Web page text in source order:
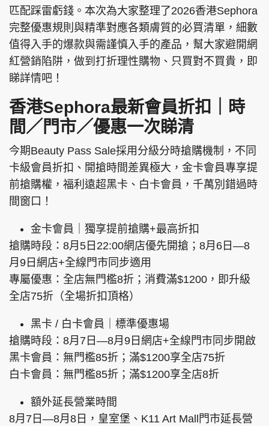
匹配踩雷虧錢。本次為大家整理了2026香港Sephora
完整優惠規則與精準對應各類膚質的必買清單，細數
值得入手的爆款與需謹慎入手的產品，幫大家避開網
紅營銷陷阱，做到打折理性購物、只買對不買貴，即
睇詳情吧！
香港Sephora最新會員折扣｜時
間／門市／優惠一次睇清
今期Beauty Pass Sale採用分級分時搶購機制，不同
卡級會員折扣、開搶時間差異極大，金卡會員專享提
前搶購權，福利遠超黑卡、白卡會員，千萬別錯過時
間窗口！
金卡會員｜獨享提前搶購+最高折扣
搶購時段：8月5日22:00網店優先開搶；8月6日—8
月9日網店+全線門市同步適用
專屬優惠：全店無門檻8折；消費滿$1200，即升級
全店75折（全場折扣頂格）
黑卡 / 白卡會員｜標準優惠場
搶購時段：8月7日—8月9日網店+全線門市同步開啟
黑卡會員：無門檻85折；滿$1200享全店75折
白卡會員：無門檻85折；滿$1200享全店8折
額外延長營業時間
8月7日—8月8日，皇室堡、K11 Art Mall門市延長營